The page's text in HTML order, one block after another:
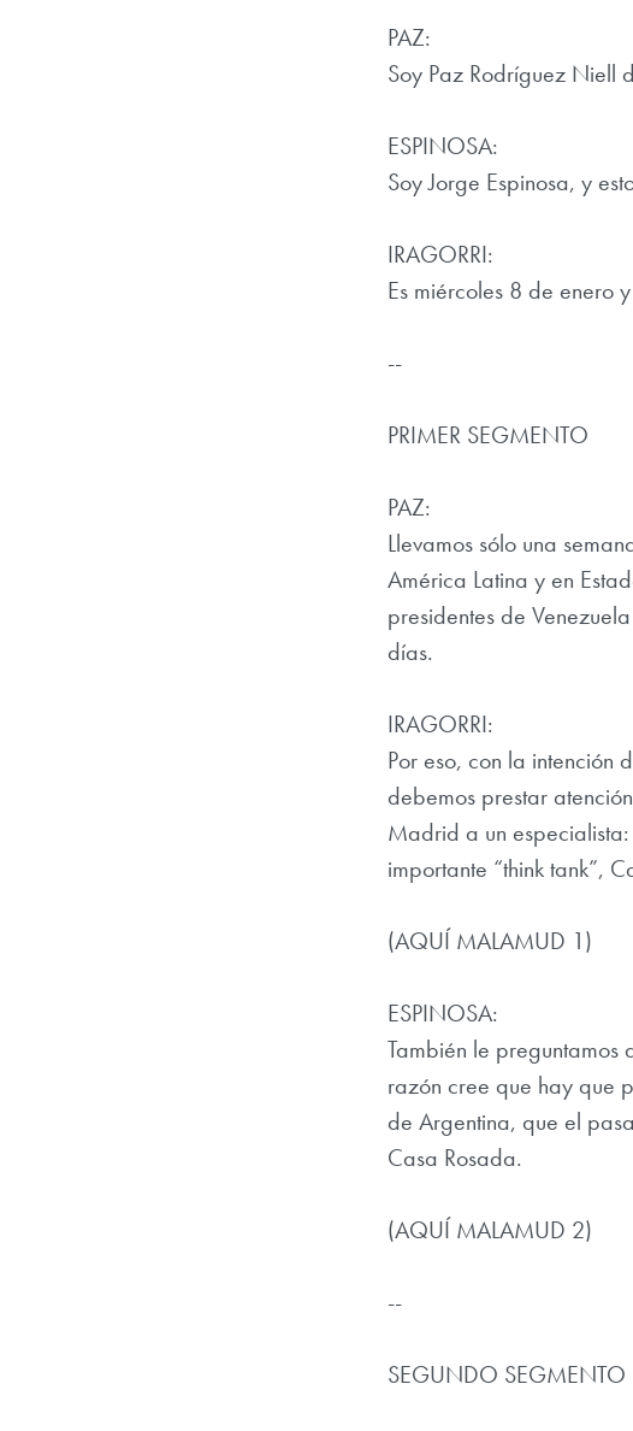
PAZ:
Soy Paz Rodríguez Niell
ESPINOSA:
Soy Jorge Espinosa, y
IRAGORRI:
Es miércoles 8 de enero
--
PRIMER SEGMENTO
PAZ:
Llevamos sólo una
América Latina y en
presidentes de
días.
IRAGORRI:
Por eso, con la intención
debemos prestar
Madrid a un especialista:
importante “think tank”,
(AQUÍ MALAMUD 1)
ESPINOSA:
También le preguntamos
razón cree que hay que
de Argentina, que el
Casa Rosada.
(AQUÍ MALAMUD 2)
--
SEGUNDO SEGMENTO